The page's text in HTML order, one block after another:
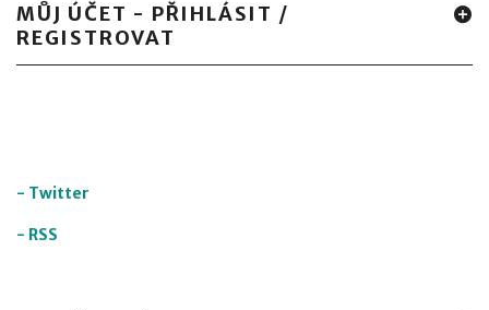
MŮJ ÚČET - PŘIHLÁSIT /
REGISTROVAT
- Twitter
- RSS